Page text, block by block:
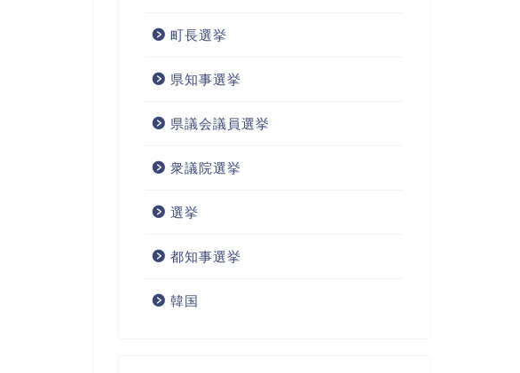
町長選挙
県知事選挙
県議会議員選挙
衆議院選挙
選挙
都知事選挙
韓国